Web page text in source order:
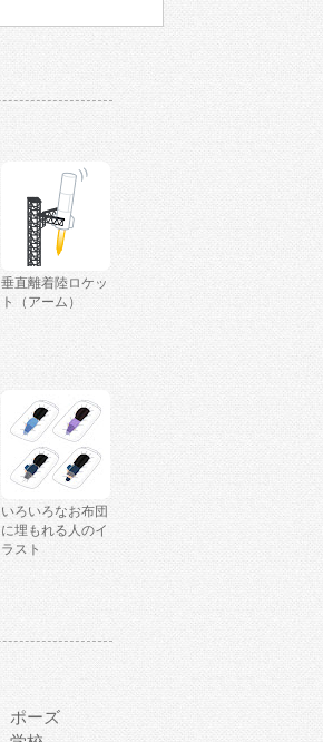
垂直離着陸ロケッ
ト（アーム）
いろいろなお布団
に埋もれる人のイ
ラスト
ポーズ